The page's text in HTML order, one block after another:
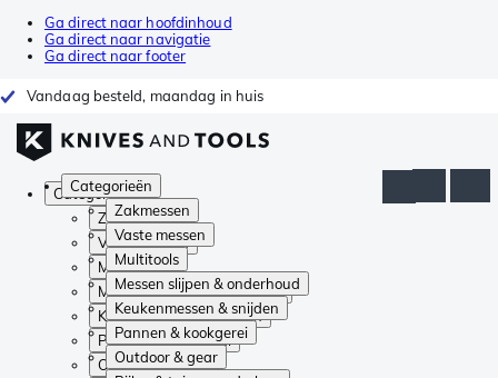
Ga direct naar hoofdinhoud
Ga direct naar navigatie
Ga direct naar footer
Vandaag besteld, maandag in huis
Categorieën
Zakmessen
Vaste messen
Multitools
Messen slijpen & onderhoud
Keukenmessen & snijden
Pannen & kookgerei
Outdoor & gear
Categorieën
Zakmessen
Vaste messen
Multitools
Messen slijpen & onderhoud
Keukenmessen & snijden
Pannen & kookgerei
Outdoor & gear